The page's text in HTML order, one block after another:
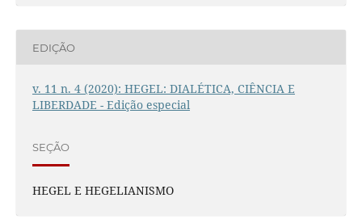
EDIÇÃO
v. 11 n. 4 (2020): HEGEL: DIALÉTICA, CIÊNCIA E
LIBERDADE - Edição especial
SEÇÃO
HEGEL E HEGELIANISMO